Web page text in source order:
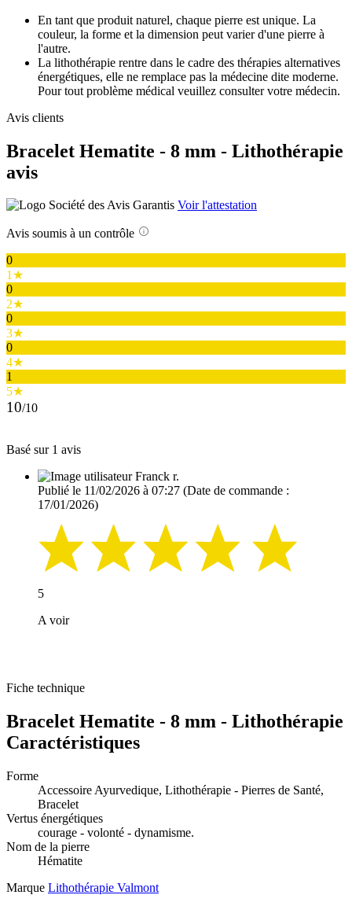
En tant que produit naturel, chaque pierre est unique. La
couleur, la forme et la dimension peut varier d'une pierre à
l'autre.
La lithothérapie rentre dans le cadre des thérapies alternatives
énergétiques, elle ne remplace pas la médecine dite moderne.
Pour tout problème médical veuillez consulter votre médecin.
Avis clients
Bracelet Hematite - 8 mm - Lithothérapie
avis
Voir l'attestation
Avis soumis à un contrôle
0
1★
0
2★
0
3★
0
4★
1
5★
10/10
Basé sur 1 avis
Franck r.
Publié le 11/02/2026 à 07:27 (Date de commande :
17/01/2026)
5
A voir
Fiche technique
Bracelet Hematite - 8 mm - Lithothérapie
Caractéristiques
Forme
Accessoire Ayurvedique, Lithothérapie - Pierres de Santé,
Bracelet
Vertus énergétiques
courage - volonté - dynamisme.
Nom de la pierre
Hématite
Marque Lithothérapie Valmont